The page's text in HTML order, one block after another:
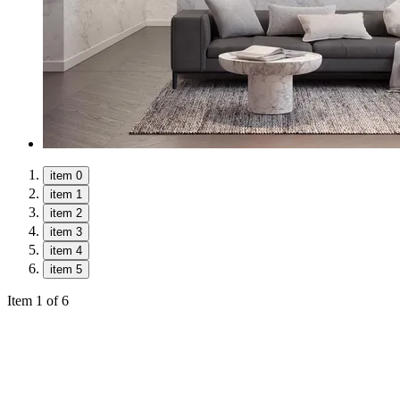
item 0
item 1
item 2
item 3
item 4
item 5
Item 1 of 6